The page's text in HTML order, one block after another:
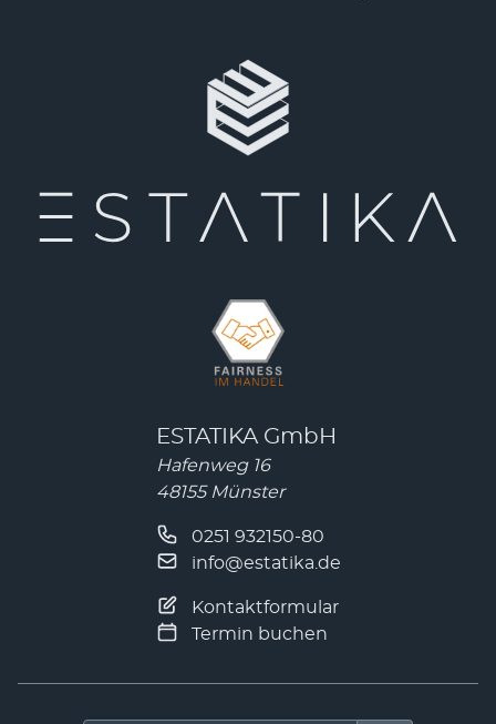
ESTATIKA GmbH
Hafenweg 16
48155 Münster
0251 932150-80
info@estatika.de
Kontaktformular
Termin buchen